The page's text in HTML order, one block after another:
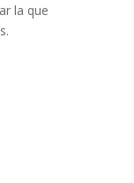
la que